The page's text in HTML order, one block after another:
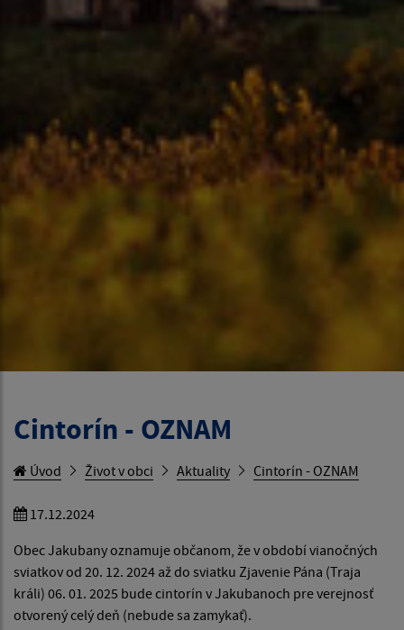
Cintorín - OZNAM
Úvod Život v obci Aktuality Cintorín - OZNAM
17.12.2024
Obec Jakubany oznamuje občanom, že v období vianočných
sviatkov od 20. 12. 2024 až do sviatku Zjavenie Pána (Traja
králi) 06. 01. 2025 bude cintorín v Jakubanoch pre verejnosť
otvorený celý deň (nebude sa zamykať).